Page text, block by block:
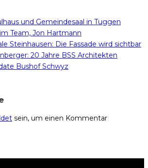
und Gemeindesaal in Tuggen
Team, Jon Hartmann
Steinhausen: Die Fassade wird sichtbar
20 Jahre BSS Architekten
Bushof Schwyz
sein, um einen Kommentar